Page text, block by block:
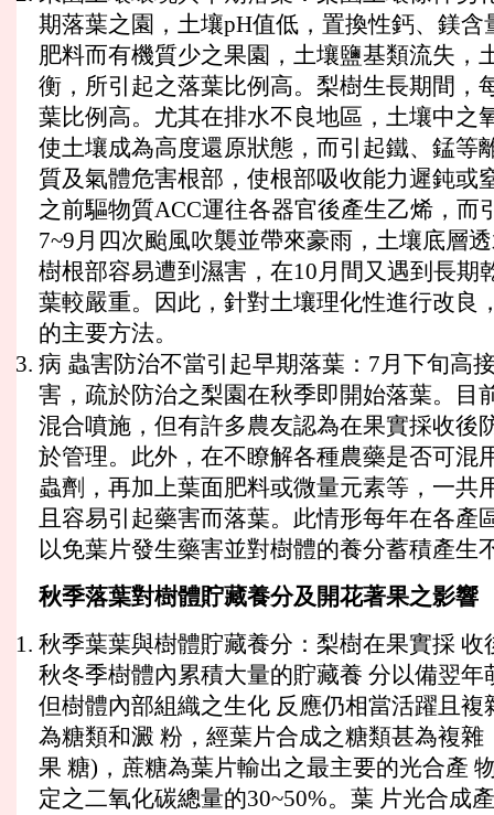
期落葉之園，土壤pH值低，置換性鈣、鎂
肥料而有機質少之果園，土壤鹽基類流失
衡，所引起之落葉比例高。梨樹生長期間，
葉比例高。尤其在排水不良地區，土壤中之
使土壤成為高度還原狀態，而引起鐵、錳等
質及氣體危害根部，使根部吸收能力遲鈍或
之前驅物質ACC運往各器官後產生乙烯，
7~9月四次颱風吹襲並帶來豪雨，土壤底層
樹根部容易遭到濕害，在10月間又遇到長
葉較嚴重。因此，針對土壤理化性進行改良
的主要方法。
病 蟲害防治不當引起早期落葉：7月下旬高
害，疏於防治之梨園在秋季即開始落葉。目
混合噴施，但有許多農友認為在果實採收後
於管理。此外，在不瞭解各種農藥是否可混
蟲劑，再加上葉面肥料或微量元素等，一共
且容易引起藥害而落葉。此情形每年在各
以免葉片發生藥害並對樹體的養分蓄積產生
秋季落葉對樹體貯藏養分及開花著果之影響
秋季葉葉與樹體貯藏養分：梨樹在果實採
秋冬季樹體內累積大量的貯藏養 分以備翌
但樹體內部組織之生化 反應仍相當活躍且
為糖類和澱 粉，經葉片合成之糖類甚為複
果 糖)，蔗糖為葉片輸出之最主要的光合產
定之二氧化碳總量的30~50%。葉 片光合成